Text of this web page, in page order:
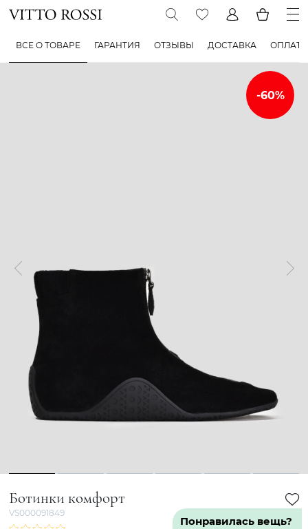
ВСЕ О ТОВАРЕ ГАРАНТИЯ ОТЗЫВЫ ДОСТАВКА ОПЛАТА
1 2 3 4 5 6
Ботинки комфорт
VS000091849
Понравилась вещь?